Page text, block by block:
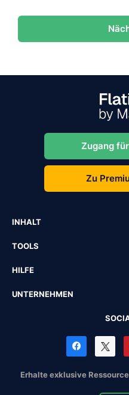
Zugang
Zu
INHALT
TOOLS
HILFE
UNTERNEHMEN
Erhalte exklusive